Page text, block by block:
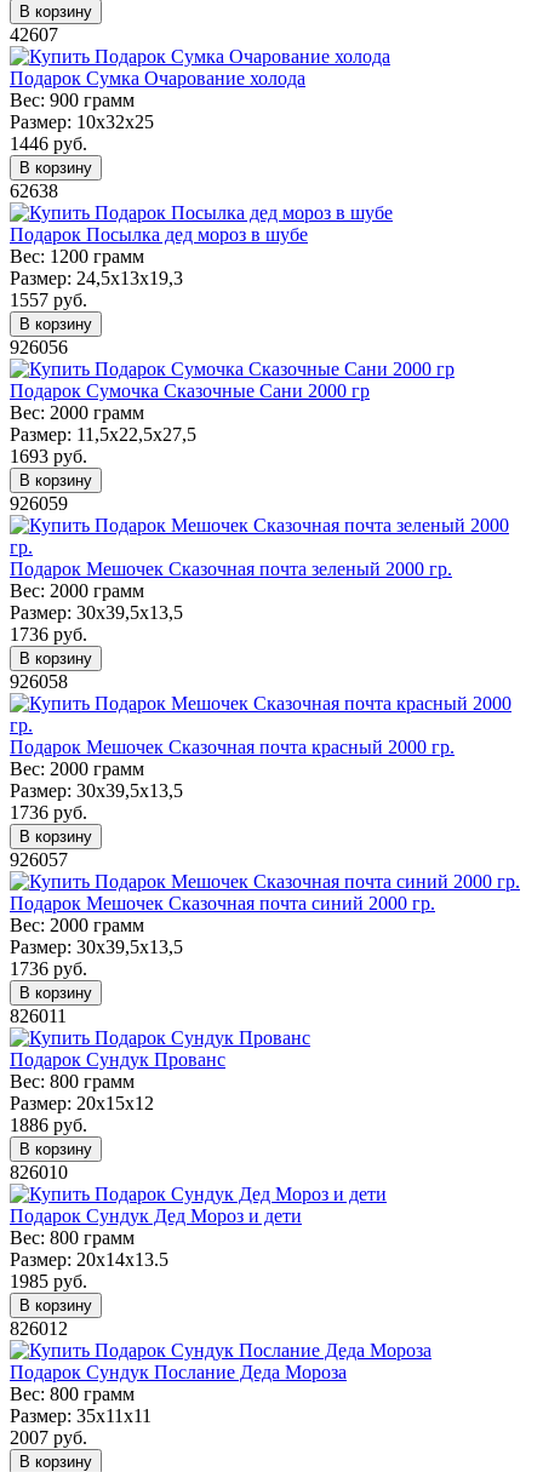
В корзину
42607
Подарок Сумка Очарование холода
Вес: 900 грамм
Размер: 10х32х25
1446 руб.
В корзину
62638
Подарок Посылка дед мороз в шубе
Вес: 1200 грамм
Размер: 24,5x13x19,3
1557 руб.
В корзину
926056
Подарок Сумочка Сказочные Сани 2000 гр
Вес: 2000 грамм
Размер: 11,5х22,5х27,5
1693 руб.
В корзину
926059
Подарок Мешочек Сказочная почта зеленый 2000 гр.
Вес: 2000 грамм
Размер: 30х39,5х13,5
1736 руб.
В корзину
926058
Подарок Мешочек Сказочная почта красный 2000 гр.
Вес: 2000 грамм
Размер: 30х39,5х13,5
1736 руб.
В корзину
926057
Подарок Мешочек Сказочная почта синий 2000 гр.
Вес: 2000 грамм
Размер: 30х39,5х13,5
1736 руб.
В корзину
826011
Подарок Сундук Прованс
Вес: 800 грамм
Размер: 20х15х12
1886 руб.
В корзину
826010
Подарок Сундук Дед Мороз и дети
Вес: 800 грамм
Размер: 20х14х13.5
1985 руб.
В корзину
826012
Подарок Сундук Послание Деда Мороза
Вес: 800 грамм
Размер: 35х11х11
2007 руб.
В корзину